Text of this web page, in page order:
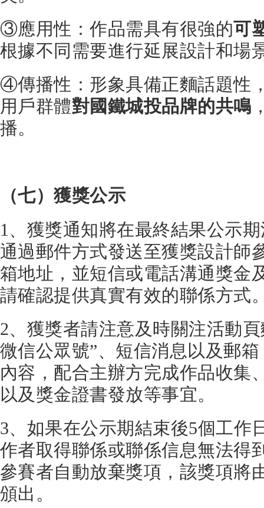
③應用性：作品需具有很強的可
根據不同需要進行延展設計和場
④傳播性：形象具備正麵話題性
用戶群體對國鐵城投品牌的共鳴
播。
（七）獲獎公示
1、獲獎通知將在最終結果公示
通過郵件方式發送至獲獎設計師
箱地址，並短信或電話溝通獎金
請確認提供真實有效的聯係方式
2、獲獎者請注意及時關注活動
微信公眾號”、短信消息以及郵
內容，配合主辦方完成作品收集
以及獎金證書發放等事宜。
3、如果在公示期結束後5個工作
作者取得聯係或聯係信息無法得
參賽者自動放棄獎項，該獎項將
頒出。